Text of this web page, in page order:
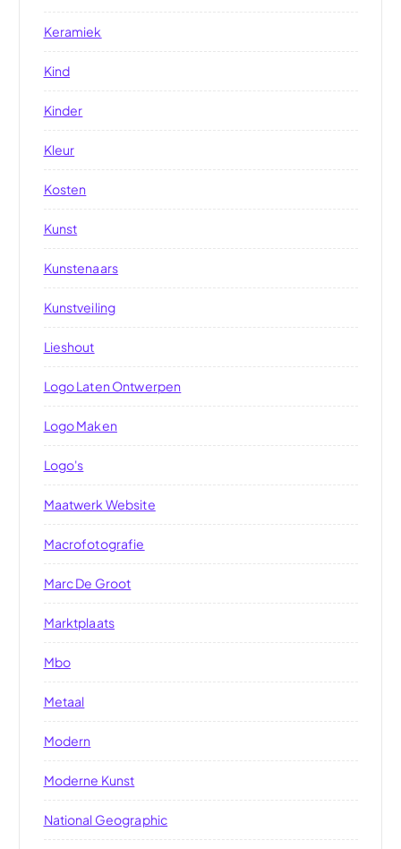
Keramiek
Kind
Kinder
Kleur
Kosten
Kunst
Kunstenaars
Kunstveiling
Lieshout
Logo Laten Ontwerpen
Logo Maken
Logo's
Maatwerk Website
Macrofotografie
Marc De Groot
Marktplaats
Mbo
Metaal
Modern
Moderne Kunst
National Geographic